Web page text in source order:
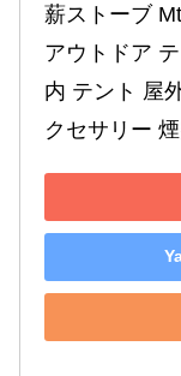
薪ストーブ
アウトドア
内 テント 屋
クセサリー